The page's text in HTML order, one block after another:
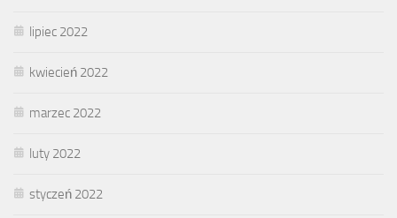
lipiec 2022
kwiecień 2022
marzec 2022
luty 2022
styczeń 2022